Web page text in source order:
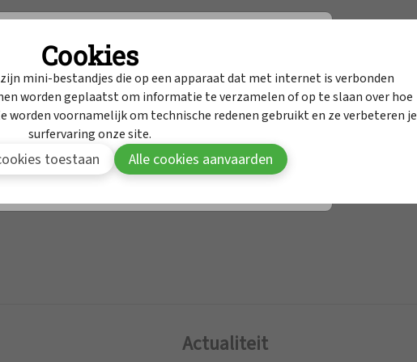
bekijken moet je aangemeld zijn in MyAPB.
Word lid van APB
Actualiteit
Dienst geneesmiddelen onderzoek
Cookies
mini-bestandjes die op een apparaat dat met internet is verbonden
worden geplaatst om informatie te verzamelen of op te slaan over hoe
worden voornamelijk om technische redenen gebruikt en ze verbeteren je
surfervaring onze site.
toestaan Alle cookies aanvaarden